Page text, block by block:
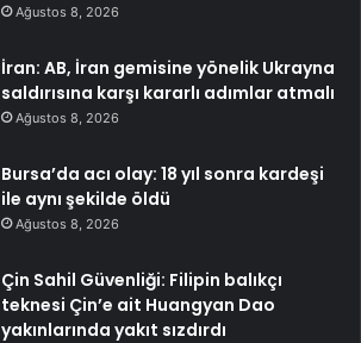
Ağustos 8, 2026
İran: AB, İran gemisine yönelik Ukrayna
saldırısına karşı kararlı adımlar atmalı
Ağustos 8, 2026
Bursa’da acı olay: 18 yıl sonra kardeşi
ile aynı şekilde öldü
Ağustos 8, 2026
Çin Sahil Güvenliği: Filipin balıkçı
teknesi Çin’e ait Huangyan Dao
yakınlarında yakıt sızdırdı